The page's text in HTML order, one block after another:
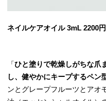
ネイルケアオイル 3mL 2200円
「ひと塗りで乾燥しがちな爪
し、健やかにキープするペン
ンとグレープフルーツとアオ